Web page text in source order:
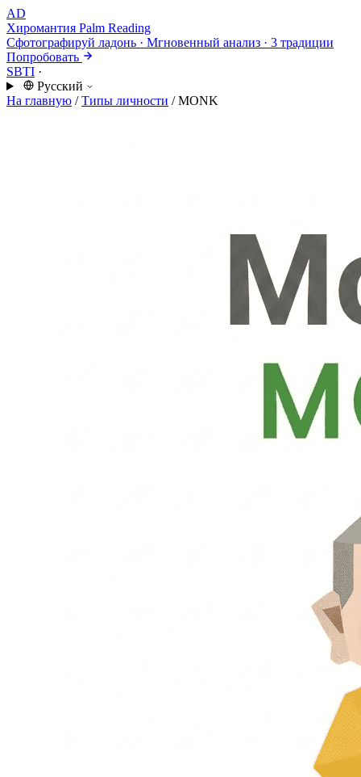
AD
Хиромантия Palm Reading
Сфотографируй ладонь · Мгновенный анализ · 3 традиции
Попробовать
SBTI ·
Русский
На главную / Типы личности / MONK